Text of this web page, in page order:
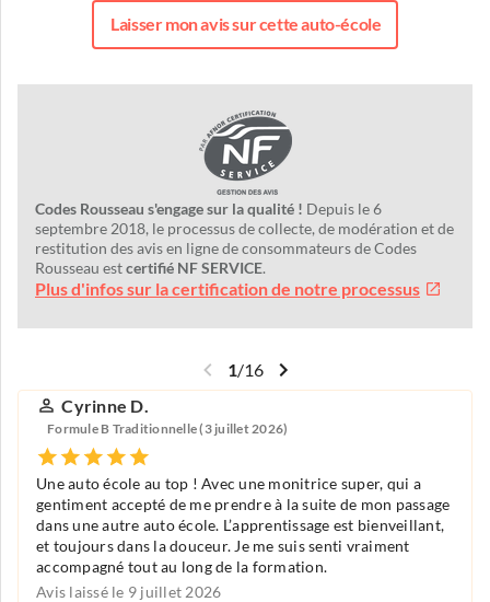
Laisser mon avis sur cette auto-école
Codes Rousseau s'engage sur la qualité ! Depuis le 6
septembre 2018, le processus de collecte, de modération et de
restitution des avis en ligne de consommateurs de Codes
Rousseau estcertifié NF SERVICE.
Plus d'infos sur la certification de notre processus
1/16
Cyrinne D.
Formule B Traditionnelle (3 juillet 2026)
Une auto école au top ! Avec une monitrice super, qui a
gentiment accepté de me prendre à la suite de mon passage
dans une autre auto école. L’apprentissage est bienveillant,
et toujours dans la douceur. Je me suis senti vraiment
accompagné tout au long de la formation.
Avis laissé le 9 juillet 2026